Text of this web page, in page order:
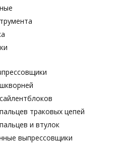
траковых цепей
и втулок
выпрессовщики